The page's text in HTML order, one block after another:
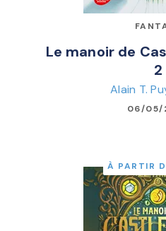
Le manoir de
2
Alain T.
06/05/
À PARTIR